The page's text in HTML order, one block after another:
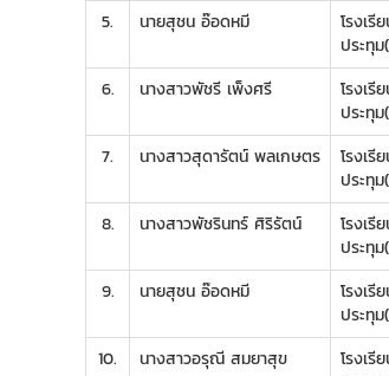
5.
นายสุชน อ๊อดหมี
โรงเรี
ประทุ
6.
นางสาวพัชรี เพ็งศรี
โรงเรี
ประทุ
7.
นางสาวสุดารัตน์ พลเกษตร
โรงเรี
ประทุ
8.
นางสาวพัชรินทร์ ศิริรัตน์
โรงเรี
ประทุ
9.
นายสุชน อ๊อดหมี
โรงเรี
ประทุ
10.
นางสาวอรุณี สมยาสุข
โรงเรี